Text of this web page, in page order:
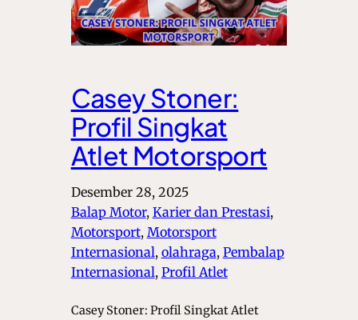
Casey Stoner:
Profil Singkat
Atlet Motorsport
Desember 28, 2025
Balap Motor, Karier dan Prestasi
Motorsport, Motorsport
Internasional, olahraga, Pembalap
Internasional, Profil Atlet
Casey Stoner: Profil Singkat Atlet